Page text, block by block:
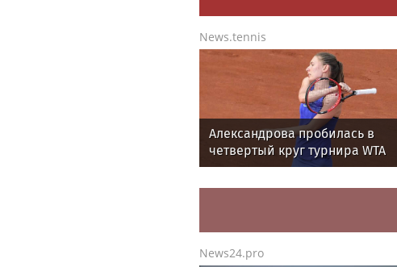
News.tennis
Александрова пробилась в
четвертый круг турнира WTA
1000 в Торонто
News24.pro